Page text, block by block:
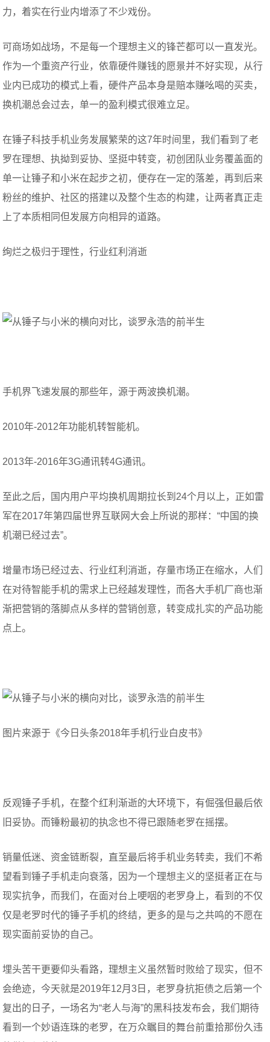
力，着实在行业内增添了不少戏份。
可商场如战场，不是每一个理想主义的锋芒都可以一直发光。
作为一个重资产行业，依靠硬件赚钱的愿景并不好实现，从行
业内已成功的模式上看，硬件产品本身是赔本赚吆喝的买卖，
换机潮总会过去，单一的盈利模式很难立足。
在锤子科技手机业务发展繁荣的这7年时间里，我们看到了老
罗在理想、执拗到妥协、坚挺中转变，初创团队业务覆盖面的
单一让锤子和小米在起步之初，便存在一定的落差，再到后来
粉丝的维护、社区的搭建以及整个生态的构建，让两者真正走
上了本质相同但发展方向相异的道路。
绚烂之极归于理性，行业红利消逝
手机界飞速发展的那些年，源于两波换机潮。
2010年-2012年功能机转智能机。
2013年-2016年3G通讯转4G通讯。
至此之后，国内用户平均换机周期拉长到24个月以上，正如雷
军在2017年第四届世界互联网大会上所说的那样：“中国的换
机潮已经过去”。
增量市场已经过去、行业红利消逝，存量市场正在缩水，人们
在对待智能手机的需求上已经越发理性，而各大手机厂商也渐
渐把营销的落脚点从多样的营销创意，转变成扎实的产品功能
点上。
图片来源于《今日头条2018年手机行业白皮书》
反观锤子手机，在整个红利渐逝的大环境下，有倔强但最后依
旧妥协。而锤粉最初的执念也不得已跟随老罗在摇摆。
销量低迷、资金链断裂，直至最后将手机业务转卖，我们不希
望看到锤子手机走向衰落，因为一个理想主义的坚挺者正在与
现实抗争，而我们，在面对台上哽咽的老罗身上，看到的不仅
仅是老罗时代的锤子手机的终结，更多的是与之共鸣的不愿在
现实面前妥协的自己。
埋头苦干更要仰头看路，理想主义虽然暂时败给了现实，但不
会绝迹，今天就是2019年12月3日，老罗身抗拒债之后第一个
复出的日子，一场名为“老人与海”的黑科技发布会，我们期待
看到一个妙语连珠的老罗，在万众瞩目的舞台前重拾那份久违